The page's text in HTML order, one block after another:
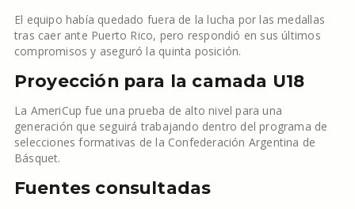
El equipo había quedado fuera de la lucha por las medallas
tras caer ante Puerto Rico, pero respondió en sus últimos
compromisos y aseguró la quinta posición.
Proyección para la camada U18
La AmeriCup fue una prueba de alto nivel para una
generación que seguirá trabajando dentro del programa de
selecciones formativas de la Confederación Argentina de
Básquet.
Fuentes consultadas